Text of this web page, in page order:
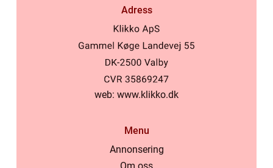
Adress
web: www.klikko.dk
Menu
Annonsering